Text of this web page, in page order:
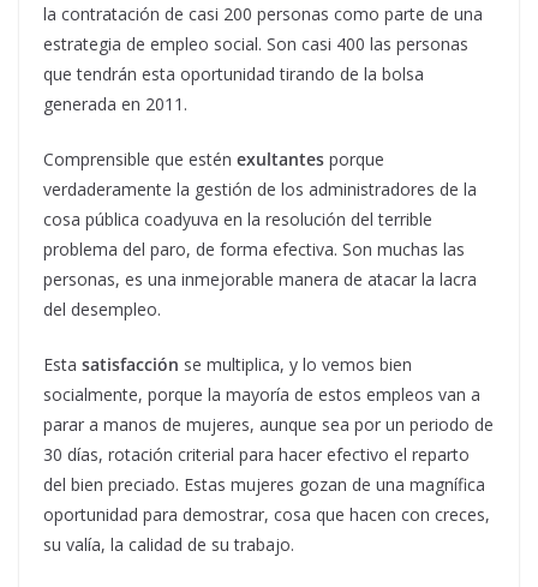
la contratación de casi 200 personas como parte de una
estrategia de empleo social. Son casi 400 las personas
que tendrán esta oportunidad tirando de la bolsa
generada en 2011.
Comprensible que estén exultantes porque
verdaderamente la gestión de los administradores de la
cosa pública coadyuva en la resolución del terrible
problema del paro, de forma efectiva. Son muchas las
personas, es una inmejorable manera de atacar la lacra
del desempleo.
Esta satisfacción se multiplica, y lo vemos bien
socialmente, porque la mayoría de estos empleos van a
parar a manos de mujeres, aunque sea por un periodo de
30 días, rotación criterial para hacer efectivo el reparto
del bien preciado. Estas mujeres gozan de una magnífica
oportunidad para demostrar, cosa que hacen con creces,
su valía, la calidad de su trabajo.